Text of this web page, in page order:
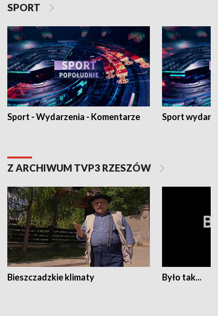
SPORT
Sport - Wydarzenia - Komentarze Sport
Z ARCHIWUM TVP3 RZESZÓW
Bieszczadzkie klimaty Było tak...